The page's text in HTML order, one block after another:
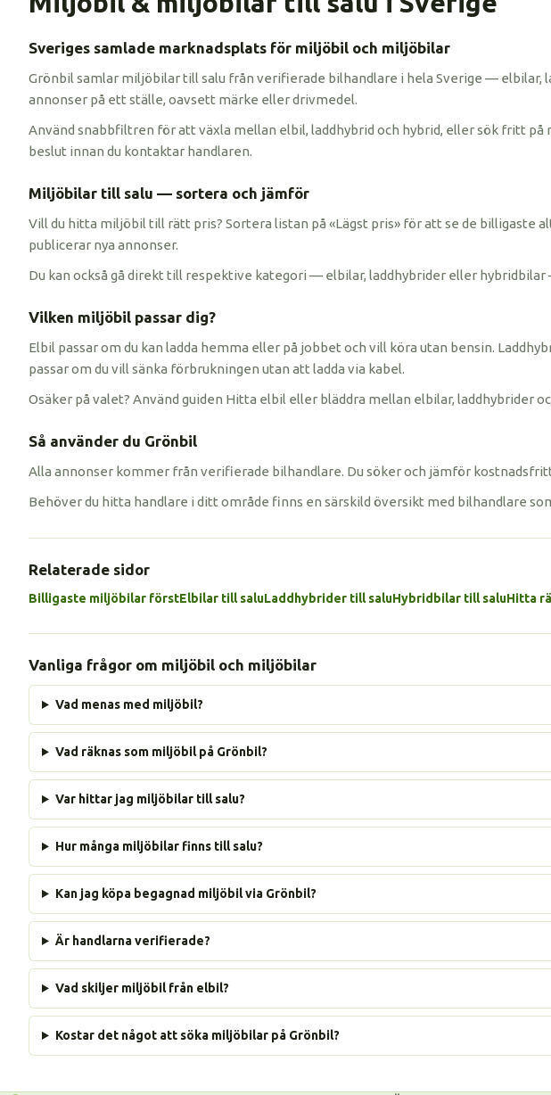
Sveriges samlade marknadsplats för miljöbil och miljöbilar
Grönbil samlar miljöbilar till salu från verifierade bilhandlare i hela Sverige — elbilar,
annonser på ett ställe, oavsett märke eller drivmedel.
Använd snabbfiltren för att växla mellan elbil, laddhybrid och hybrid, eller sök fritt
beslut innan du kontaktar handlaren.
Miljöbilar till salu — sortera och jämför
Vill du hitta miljöbil till rätt pris? Sortera listan på «Lägst pris» för att se de billigaste
publicerar nya annonser.
Du kan också gå direkt till respektive kategori — elbilar, laddhybrider eller
Vilken miljöbil passar dig?
Elbil passar om du kan ladda hemma eller på jobbet och vill köra utan bensin.
passar om du vill sänka förbrukningen utan att ladda via kabel.
Osäker på valet? Använd guiden Hitta elbil eller bläddra mellan elbilar, laddhybrider
Så använder du Grönbil
Alla annonser kommer från verifierade bilhandlare. Du söker och jämför
Behöver du hitta handlare i ditt område finns en särskild översikt med bilhandlare
Relaterade sidor
Billigaste miljöbilar förstElbilar till saluLaddhybrider till saluHybridbilar till saluHitta
Vanliga frågor om miljöbil och miljöbilar
Vad menas med miljöbil?
Vad räknas som miljöbil på Grönbil?
Var hittar jag miljöbilar till salu?
Hur många miljöbilar finns till salu?
Kan jag köpa begagnad miljöbil via Grönbil?
Är handlarna verifierade?
Vad skiljer miljöbil från elbil?
Kostar det något att söka miljöbilar på Grönbil?